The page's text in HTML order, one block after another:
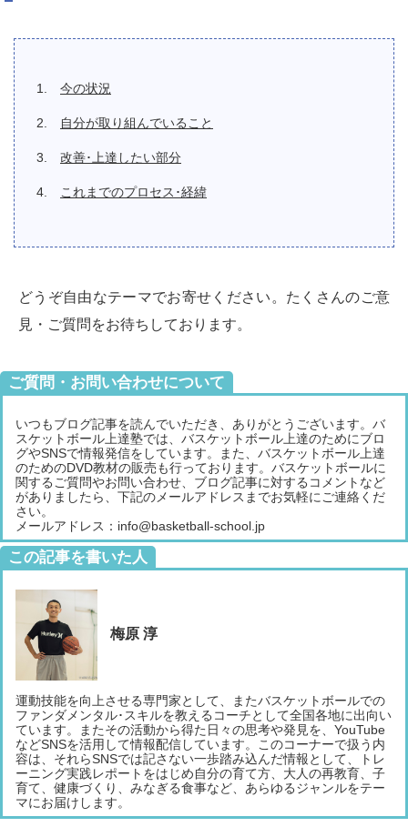
今の状況
自分が取り組んでいること
改善･上達したい部分
これまでのプロセス･経緯
どうぞ自由なテーマでお寄せください。たくさんのご意
見・ご質問をお待ちしております。
ご質問・お問い合わせについて
いつもブログ記事を読んでいただき、ありがとうございます。バ
スケットボール上達塾では、バスケットボール上達のためにブロ
グやSNSで情報発信をしています。また、バスケットボール上達
のためのDVD教材の販売も行っております。バスケットボールに
関するご質問やお問い合わせ、ブログ記事に対するコメントなど
がありましたら、下記のメールアドレスまでお気軽にご連絡くだ
さい。
メールアドレス：info@basketball-school.jp
この記事を書いた人
梅原 淳
運動技能を向上させる専門家として、またバスケットボールでの
ファンダメンタル･スキルを教えるコーチとして全国各地に出向い
ています。またその活動から得た日々の思考や発見を、YouTube
などSNSを活用して情報配信しています。このコーナーで扱う内
容は、それらSNSでは記さない一歩踏み込んだ情報として、トレ
ーニング実践レポートをはじめ自分の育て方、大人の再教育、子
育て、健康づくり、みなぎる食事など、あらゆるジャンルをテー
マにお届けします。